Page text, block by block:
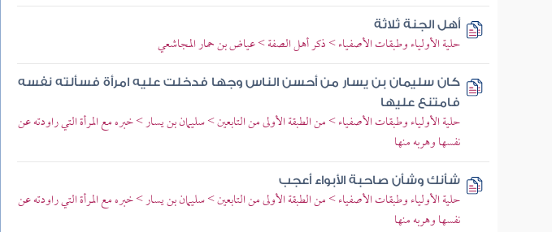
أهل الجنة ثلاثة
حلية الأولياء وطبقات الأصفياء > ذكر أهل الصفة > عياض بن حمار المجاشعي
كان سليمان بن يسار من أحسن الناس وجها فدخلت عليه امرأة فسألته نفسه
فامتنع عليها
حلية الأولياء وطبقات الأصفياء > من الطبقة الأولى من التابعين > سليمان بن يسار > خبره مع المرأة التي راودته عن
نفسها وهربه منها
شأنك وشأن صاحبة الأبواء أعجب
حلية الأولياء وطبقات الأصفياء > من الطبقة الأولى من التابعين > سليمان بن يسار > خبره مع المرأة التي راودته عن
نفسها وهربه منها